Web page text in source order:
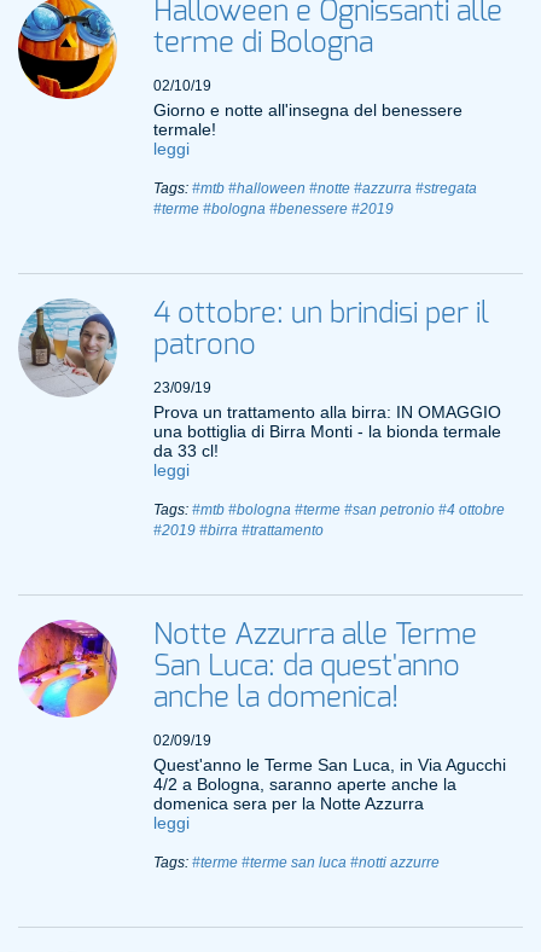
Halloween e Ognissanti alle
terme di Bologna
02/10/19
Giorno e notte all'insegna del benessere
termale!
leggi
Tags: #mtb #halloween #notte #azzurra #stregata
#terme #bologna #benessere #2019
4 ottobre: un brindisi per il
patrono
23/09/19
Prova un trattamento alla birra: IN OMAGGIO
una bottiglia di Birra Monti - la bionda termale
da 33 cl!
leggi
Tags: #mtb #bologna #terme #san petronio #4 ottobre
#2019 #birra #trattamento
Notte Azzurra alle Terme
San Luca: da quest'anno
anche la domenica!
02/09/19
Quest'anno le Terme San Luca, in Via Agucchi
4/2 a Bologna, saranno aperte anche la
domenica sera per la Notte Azzurra
leggi
Tags: #terme #terme san luca #notti azzurre